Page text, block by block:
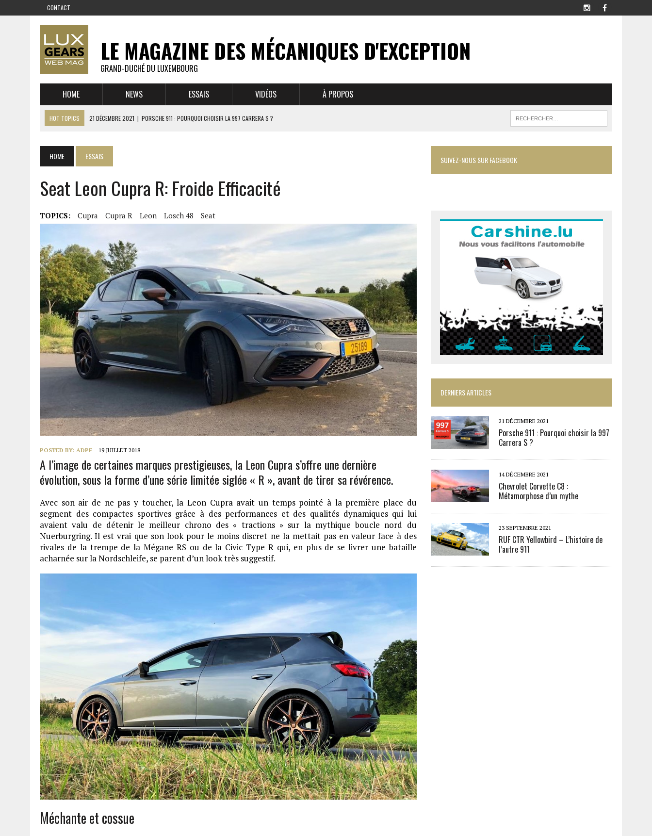
CONTACT
LE MAGAZINE DES MÉCANIQUES D'EXCEPTION
GRAND-DUCHÉ DU LUXEMBOURG
HOME NEWS ESSAIS VIDÉOS À PROPOS
HOT TOPICS 21 DÉCEMBRE 2021 | PORSCHE 911 : POURQUOI CHOISIR LA 997 CARRERA S ?
1 JUIN 2021 | GROUPE 3 : ALPINE A110 1600 S VS PORSCHE 911 2,7 RS
6 AVRIL 2021
DE L’HUILE SUR LA PISTE – ART CARS
22 OCTOBRE 2020 | EXPO MAZDA 100 ANS – AUTOWORLD MUSEUM BRUSSELS
HOME ESSAIS
Seat Leon Cupra R: Froide Efficacité
TOPICS: Cupra Cupra R Leon Losch 48 Seat
POSTED BY: ADPF 19 JUILLET 2018
A l’image de certaines marques prestigieuses, la Leon Cupra s’offre une dernière
évolution, sous la forme d’une série limitée siglée « R », avant de tirer sa révérence.
Avec son air de ne pas y toucher, la Leon Cupra avait un temps pointé à la première place du
segment des compactes sportives grâce à des performances et des qualités dynamiques qui lui
avaient valu de détenir le meilleur chrono des « tractions » sur la mythique boucle nord du
Nuerburgring. Il est vrai que son look pour le moins discret ne la mettait pas en valeur face à des
rivales de la trempe de la Mégane RS ou de la Civic Type R qui, en plus de se livrer une bataille
acharnée sur la Nordschleife, se parent d’un look très suggestif.
Méchante et cossue
SUIVEZ-NOUS SUR FACEBOOK
DERNIERS ARTICLES
21 DÉCEMBRE 2021
Porsche 911 : Pourquoi choisir la 997
Carrera S ?
14 DÉCEMBRE 2021
Chevrolet Corvette C8 :
Métamorphose d’un mythe
23 SEPTEMBRE 2021
RUF CTR Yellowbird – L’histoire de
l’autre 911